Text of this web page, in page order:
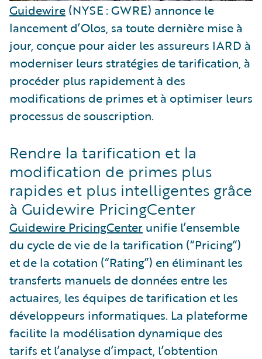
Guidewire (NYSE : GWRE) annonce le
lancement d’Olos, sa toute dernière mise à
jour, conçue pour aider les assureurs IARD à
moderniser leurs stratégies de tarification, à
procéder plus rapidement à des
modifications de primes et à optimiser leurs
processus de souscription.
Rendre la tarification et la
modification de primes plus
rapides et plus intelligentes grâce
à Guidewire PricingCenter
Guidewire PricingCenter unifie l’ensemble
du cycle de vie de la tarification (“Pricing”)
et de la cotation (“Rating”) en éliminant les
transferts manuels de données entre les
actuaires, les équipes de tarification et les
développeurs informatiques. La plateforme
facilite la modélisation dynamique des
tarifs et l’analyse d’impact, l’obtention